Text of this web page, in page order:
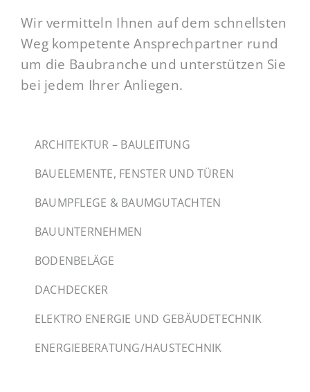
Wir vermitteln Ihnen auf dem schnellsten
Weg kompetente Ansprechpartner rund
um die Baubranche und unterstützen Sie
bei jedem Ihrer Anliegen.
ARCHITEKTUR – BAULEITUNG
BAUELEMENTE, FENSTER UND TÜREN
BAUMPFLEGE & BAUMGUTACHTEN
BAUUNTERNEHMEN
BODENBELÄGE
DACHDECKER
ELEKTRO ENERGIE UND GEBÄUDETECHNIK
ENERGIEBERATUNG/HAUSTECHNIK